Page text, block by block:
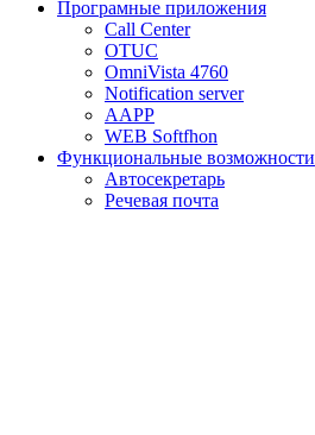
Програмные приложения
Call Center
OTUC
OmniVista 4760
Notification server
AAPP
WEB Softfhon
Функциональные возможности
Автосекретарь
Речевая почта